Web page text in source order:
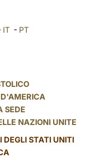
中文
IT- PT
SEDE
NAZIONI UNITE
DEGLI STATI UNITI